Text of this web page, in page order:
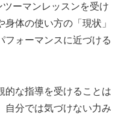
ーマンレッスンを受け
体の使い方の「現状」
フォーマンスに近づける
的な指導を受けることは
自分では気づけない力み